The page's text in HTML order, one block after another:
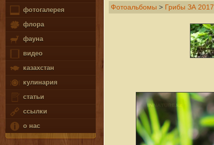
фотогалерея
флора
фауна
видео
казахстан
кулинария
статьи
ссылки
о нас
Фотоальбомы > Грибы ЗА 2017